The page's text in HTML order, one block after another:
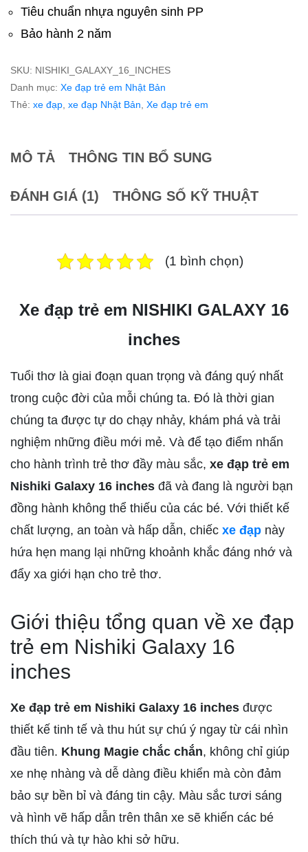
Tiêu chuẩn nhựa nguyên sinh PP
Bảo hành 2 năm
SKU: NISHIKI_GALAXY_16_INCHES
Danh mục: Xe đạp trẻ em Nhật Bản
Thẻ: xe đạp xe đạp Nhật Bản Xe đạp trẻ em
MÔ TẢ THÔNG TIN BỔ SUNG
ĐÁNH GIÁ (1) THÔNG SỐ KỸ THUẬT
(1 bình chọn)
Xe đạp trẻ em NISHIKI GALAXY 16
inches
Tuổi thơ là giai đoạn quan trọng và đáng quý nhất
trong cuộc đời của mỗi chúng ta. Đó là thời gian
chúng ta được tự do chạy nhảy, khám phá và trải
nghiệm những điều mới mẻ. Và để tạo điểm nhấn
cho hành trình trẻ thơ đầy màu sắc, xe đạp trẻ em
Nishiki Galaxy 16 inches đã và đang là người bạn
đồng hành không thể thiếu của các bé. Với thiết kế
chất lượng, an toàn và hấp dẫn, chiếc xe đạp này
hứa hẹn mang lại những khoảnh khắc đáng nhớ và
đẩy xa giới hạn cho trẻ thơ.
Giới thiệu tổng quan về xe đạp
trẻ em Nishiki Galaxy 16
inches
Xe đạp trẻ em Nishiki Galaxy 16 inches được
thiết kế tinh tế và thu hút sự chú ý ngay từ cái nhìn
đầu tiên. Khung Magie chắc chắn, không chỉ giúp
xe nhẹ nhàng và dễ dàng điều khiển mà còn đảm
bảo sự bền bỉ và đáng tin cậy. Màu sắc tươi sáng
và hình vẽ hấp dẫn trên thân xe sẽ khiến các bé
thích thú và tự hào khi sở hữu.